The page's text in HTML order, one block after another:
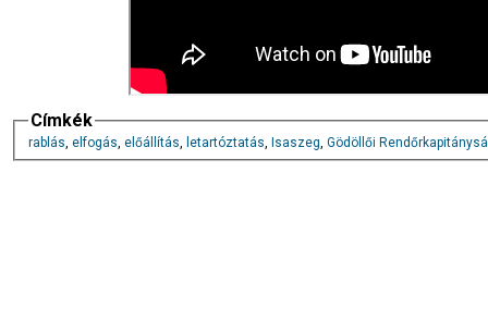
Címkék
rablás, elfogás, előállítás, letartóztatás, Isaszeg, Gödöllői